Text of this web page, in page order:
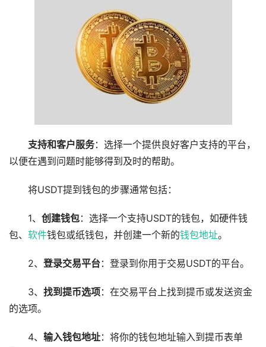
支持和客户服务：选择一个提供良好客户支持的平台，
以便在遇到问题时能够得到及时的帮助。
将USDT提到钱包的步骤通常包括：
1、 创建钱包：选择一个支持USDT的钱包，如硬件钱
包、 软件钱包或纸钱包，并创建一个新的钱包地址。
2、 登录交易平台：登录到你用于交易USDT的平台。
3、 找到提币选项：在交易平台上找到提币或发送资金
的选项。
4、 输入钱包地址：将你的钱包地址输入到提币表单